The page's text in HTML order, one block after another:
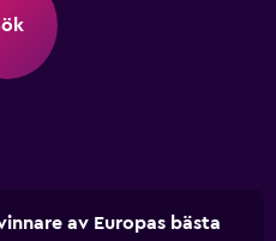
av Europas bästa